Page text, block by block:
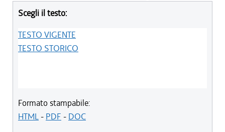
Scegli il testo:
TESTO VIGENTE
TESTO STORICO
Formato stampabile:
HTML- PDF - DOC